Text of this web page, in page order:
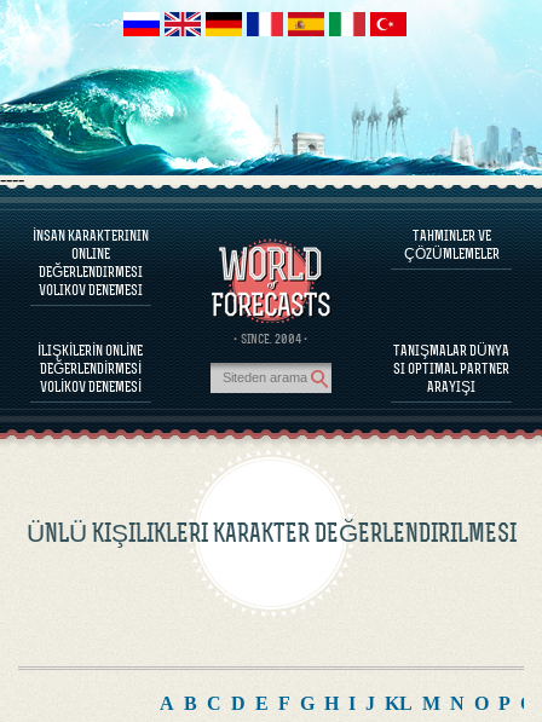
----
İNSAN KARAKTERININ
ONLINE
DEĞERLENDIRMESI
VOLIKOV DENEMESI
İLIŞKİLERİN ONLİNE
DEĞERLENDİRMESİ
VOLİKOV DENEMESİ
· SINCE. 2004 ·
TAHMINLER VE
ÇÖZÜMLEMELER
TANIŞMALAR DÜNYA
SI OPTIMAL PARTNER
ARAYIŞI
PROGRAM HAKKINDA
İNSAN KARAKTERINI DEĞERLENDIRINIZ
ÜNLÜ KIŞILIKLERI KARAKTER DEĞERLENDIRILMESI
PROGRAM HAKKINDA
PARTNERLERIN BAĞDAŞABILIRLIĞINI DEĞERLENDIRINIZ
TAHMINLER VE ÇÖZÜMLEMELER
ÜNLÜ KIŞILIKLERI KARAKTER DEĞERLENDIRILMESI
A B C D E F G H I J KL M N O P Q